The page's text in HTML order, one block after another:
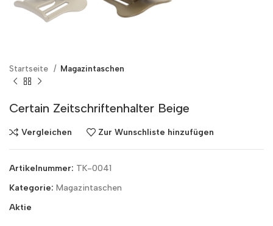
Startseite Magazintaschen
Certain Zeitschriftenhalter Beige
Vergleichen Zur Wunschliste hinzufügen
Artikelnummer: TK-0041
Kategorie: Magazintaschen
Aktie